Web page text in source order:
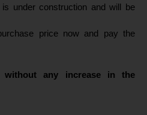
under construction and will be
price now and pay the
without any increase in the